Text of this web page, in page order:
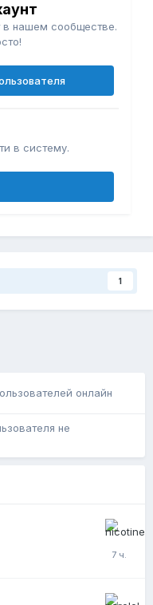
в нашем сообществе.
в систему.
1
онлайн
не